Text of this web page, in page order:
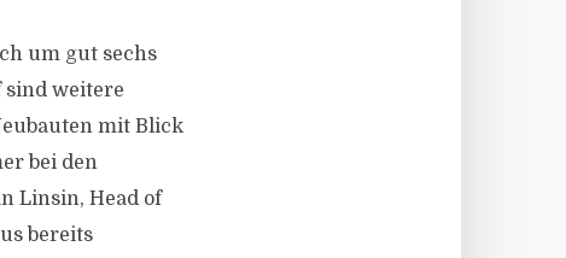
um gut sechs
sind weitere
mit Blick
bei den
Linsin, Head of
bereits